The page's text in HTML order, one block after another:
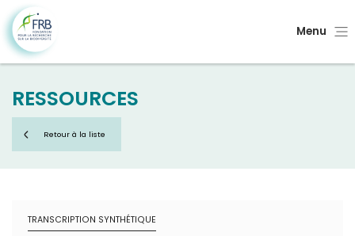
Menu
RESSOURCES
Retour à la liste
TRANSCRIPTION SYNTHÉTIQUE